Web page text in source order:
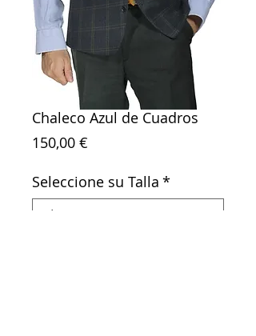
Chaleco Azul de Cuadros
150,00 €
Seleccione su Talla *